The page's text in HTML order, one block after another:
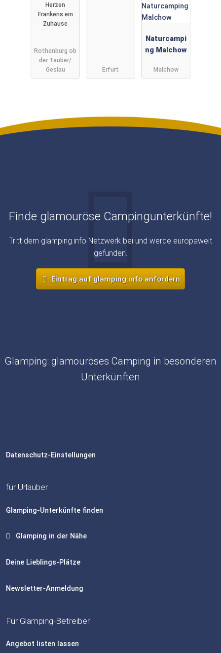
Herzen
Frankens ein
Zuhause
Rothenburg ob
der Tauber/
Geslau
Erfurt
Naturcampi
ng Malchow
Malchow
Finde glamouröse Campingunterkünfte!
Tritt dem glamping.info Netzwerk bei und werde europaweit
gefunden.
Eintrag auf glamping.info anfordern
Glamping: glamouröses Camping in besonderen
Unterkünften
Datenschutz-Einstellungen
für Urlauber
Glamping-Unterkünfte finden
Glamping in der Nähe
Deine Lieblings-Plätze
Newsletter-Anmeldung
Für Glamping-Betreiber
Angebot listen lassen